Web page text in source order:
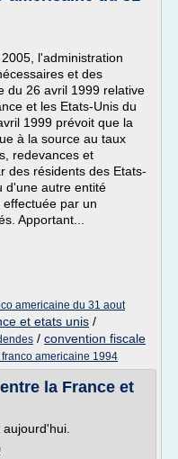
l'administration
et des
du 26 avril 1999 relative
et les Etats-Unis du
1999 prévoit que la
à la source au taux
redevances et
des résidents des Etats-
d'une autre entité
par un
Apportant...
americaine du 31 aout
et etats unis /
/ convention fiscale
americaine 1994
la France et